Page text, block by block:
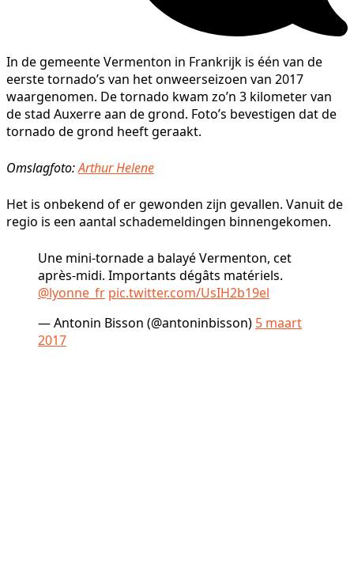
In de gemeente Vermenton in Frankrijk is één van de
eerste tornado’s van het onweerseizoen van 2017
waargenomen. De tornado kwam zo’n 3 kilometer van
de stad Auxerre aan de grond. Foto’s bevestigen dat de
tornado de grond heeft geraakt.
Omslagfoto:Arthur Helene
Het is onbekend of er gewonden zijn gevallen. Vanuit de
regio is een aantal schademeldingen binnengekomen.
Une mini-tornade a balayé Vermenton, cet
après-midi. Importants dégâts matériels.
@lyonne_fr pic.twitter.com/UsIH2b19el
— Antonin Bisson (@antoninbisson) 5 maart
2017